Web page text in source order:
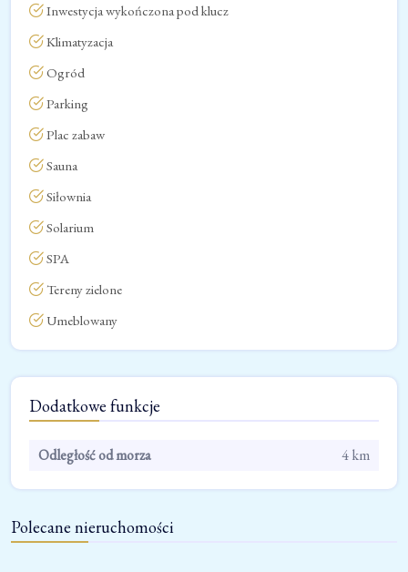
Inwestycja wykończona pod klucz
Klimatyzacja
Ogród
Parking
Plac zabaw
Sauna
Siłownia
Solarium
SPA
Tereny zielone
Umeblowany
Dodatkowe funkcje
Odległość od morza 4 km
Polecane nieruchomości